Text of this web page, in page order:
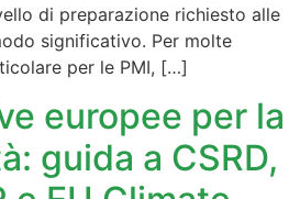
di preparazione richiesto alle
significativo. Per molte
per le PMI, […]
europee per la
guida a CSRD,